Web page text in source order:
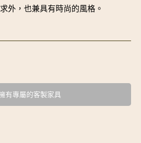
外，也兼具有時尚的風格。
有專屬的客製家具